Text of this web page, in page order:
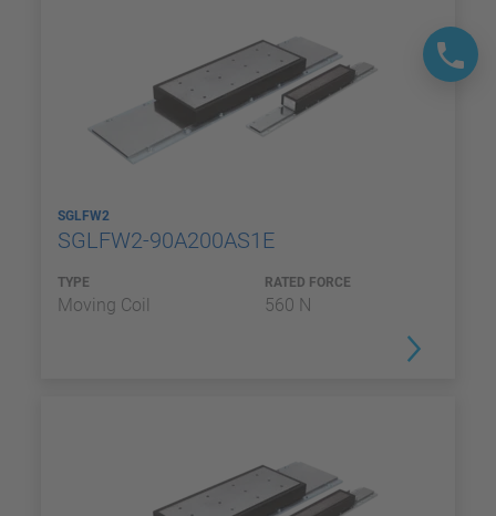
SGLFW2
SGLFW2-90A200AS1E
TYPE
Moving Coil
RATED FORCE
560 N